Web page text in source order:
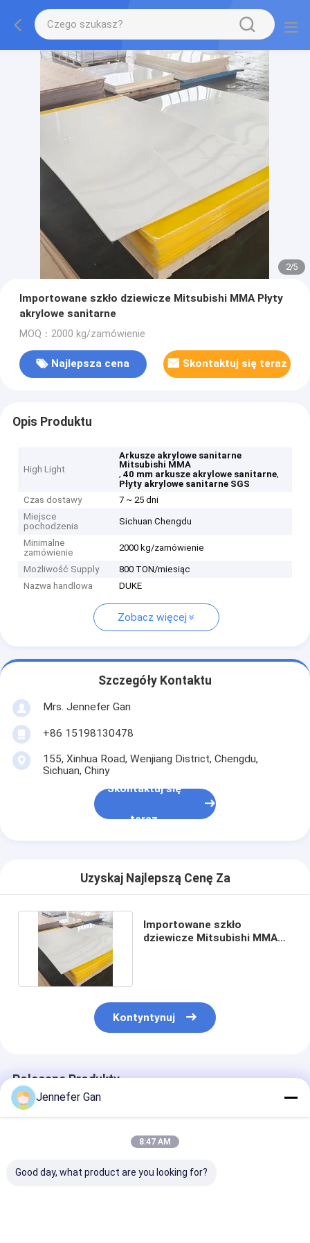
2/5
Importowane szkło dziewicze Mitsubishi MMA Płyty
akrylowe sanitarne
MOQ：2000 kg/zamówienie
Najlepsza cena Skontaktuj się teraz
Opis Produktu
High Light
Arkusze akrylowe sanitarne
Mitsubishi MMA
,40 mm arkusze akrylowe sanitarne,
Płyty akrylowe sanitarne SGS
Czas dostawy
7 ~ 25 dni
Miejsce
pochodzenia
Sichuan Chengdu
Minimalne
zamówienie
2000 kg/zamówienie
Możliwość Supply
800 TON/miesiąc
Nazwa handlowa
DUKE
Zobacz więcej
Szczegóły Kontaktu
Mrs. Jennefer Gan
+86 15198130478
155, Xinhua Road, Wenjiang District, Chengdu,
Sichuan, Chiny
Skontaktuj się
teraz
Uzyskaj Najlepszą Cenę Za
Importowane szkło
dziewicze Mitsubishi MMA
Kontyntynuj
Polecane Produkty
Jennefer Gan
8:47 AM
Good day, what product are you looking for?